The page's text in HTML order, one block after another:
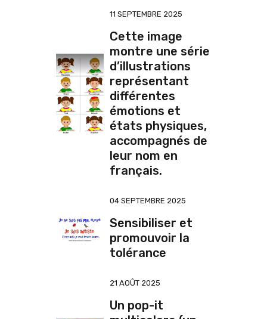
11 SEPTEMBRE 2025
Cette image
montre une série
d’illustrations
représentant
différentes
émotions et
états physiques,
accompagnés de
leur nom en
français.
04 SEPTEMBRE 2025
Sensibiliser et
promouvoir la
tolérance
21 AOÛT 2025
Un pop-it